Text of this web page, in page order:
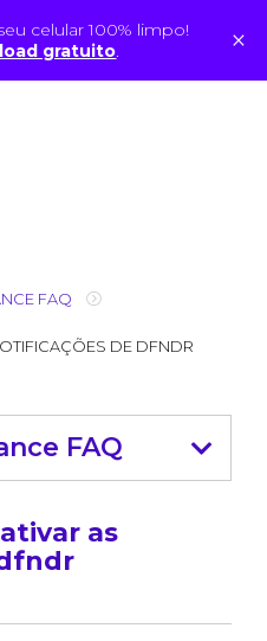
celular 100% limpo!
gratuito. ×
FAQ
DE DFNDR
FAQ
as